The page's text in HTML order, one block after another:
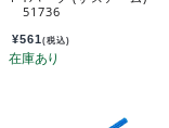
51736
¥561(税込)